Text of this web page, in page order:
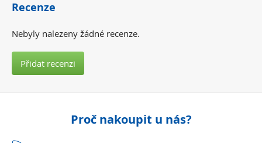
Recenze
Nebyly nalezeny žádné recenze.
Přidat recenzi
Proč nakoupit u nás?